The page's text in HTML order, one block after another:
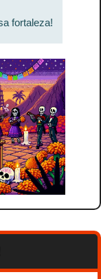
fortaleza!